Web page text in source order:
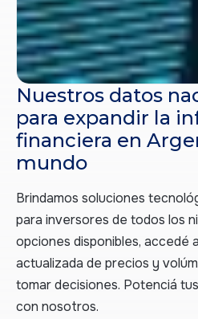
Nuestros datos
para expandir la
financiera en
mundo
Brindamos soluciones
para inversores de todos los
opciones disponibles, accedé
actualizada de precios y
tomar decisiones. Potenciá
con nosotros.